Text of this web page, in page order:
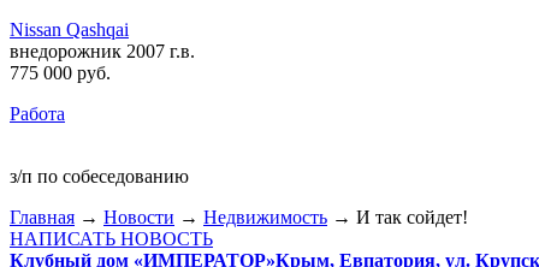
Nissan Qashqai
внедорожник 2007 г.в.
775 000 руб.
Работа
з/п по собеседованию
Главная → Новости → Недвижимость → И так сойдет!
НАПИСАТЬ НОВОСТЬ
Клубный дом «ИМПЕРАТОР»Крым, Евпатория, ул.